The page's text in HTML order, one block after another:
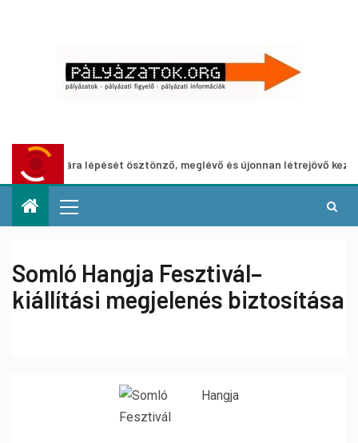
lépését ösztönző, meglévő és újonnan létrejövő
Somló Hangja Fesztivál–
kiállítási megjelenés biztosítása